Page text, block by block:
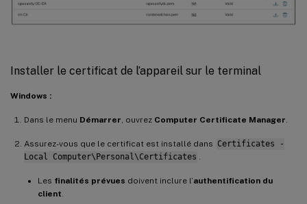
Installer le certificat de l’appareil sur le terminal
Windows :
Dans le menu Démarrer, ouvrez Computer Certificate Manager.
Assurez-vous que le certificat est installé dans Certificates -
Local Computer\Personal\Certificates .
Les finalités prévues doivent inclure l’authentification du
client.